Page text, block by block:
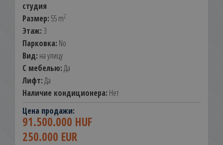
студия
Размер: 55 m2
Этаж: 3
Парковка: No
Вид: на улицу
С мебелью:Да
Лифт:Да
Наличие кондиционера: Нет
Цена продажи:
91.500.000 HUF
250.000 EUR